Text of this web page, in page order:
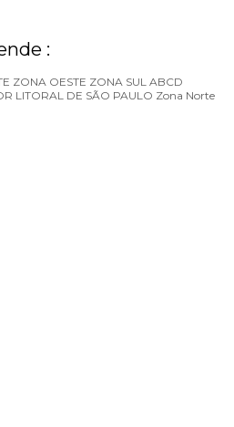
:
ZONA OESTE ZONA SUL ABCD
LITORAL DE SÃO PAULO Zona Norte